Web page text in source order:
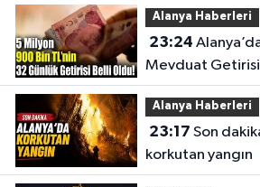
Alanya Haberleri
23:24
Mevduat Getirisi
Alanya Haberleri
23:17
korkutan yangın